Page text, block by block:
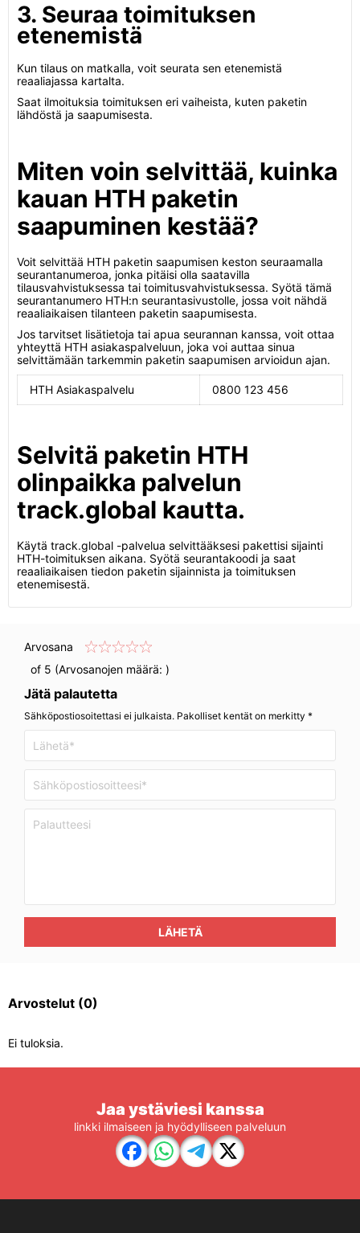
3. Seuraa toimituksen
etenemistä
Kun tilaus on matkalla, voit seurata sen etenemistä
reaaliajassa kartalta.
Saat ilmoituksia toimituksen eri vaiheista, kuten paketin
lähdöstä ja saapumisesta.
Miten voin selvittää, kuinka
kauan HTH paketin
saapuminen kestää?
Voit selvittää HTH paketin saapumisen keston seuraamalla
seurantanumeroa, jonka pitäisi olla saatavilla
tilausvahvistuksessa tai toimitusvahvistuksessa. Syötä tämä
seurantanumero HTH:n seurantasivustolle, jossa voit nähdä
reaaliaikaisen tilanteen paketin saapumisesta.
Jos tarvitset lisätietoja tai apua seurannan kanssa, voit ottaa
yhteyttä HTH asiakaspalveluun, joka voi auttaa sinua
selvittämään tarkemmin paketin saapumisen arvioidun ajan.
HTH Asiakaspalvelu 0800 123 456
Selvitä paketin HTH
olinpaikka palvelun
track.global kautta.
Käytä track.global -palvelua selvittääksesi pakettisi sijainti
HTH-toimituksen aikana. Syötä seurantakoodi ja saat
reaaliaikaisen tiedon paketin sijainnista ja toimituksen
etenemisestä.
Arvosana
of 5 (Arvosanojen määrä: )
Jätä palautetta
Sähköpostiosoitettasi ei julkaista. Pakolliset kentät on merkitty *
LÄHETÄ
Arvostelut (0)
Ei tuloksia.
Jaa ystäviesi kanssa
linkki ilmaiseen ja hyödylliseen palveluun